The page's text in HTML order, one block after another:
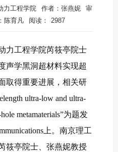
力工程学院 作者：张燕妮
审
陈育凡 阅读： 2987
力工程学院芮筱亭院士
声学黑洞超材料实现超
取得重要进展，相关研
ultra-low and ultra-
metamaterials”为题发
上。南京理工
筱亭院士、张燕妮教授